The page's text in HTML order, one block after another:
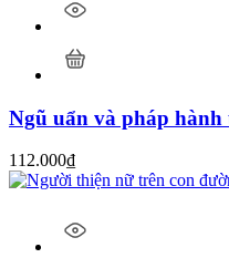
Ngũ uẩn và pháp
112.000₫